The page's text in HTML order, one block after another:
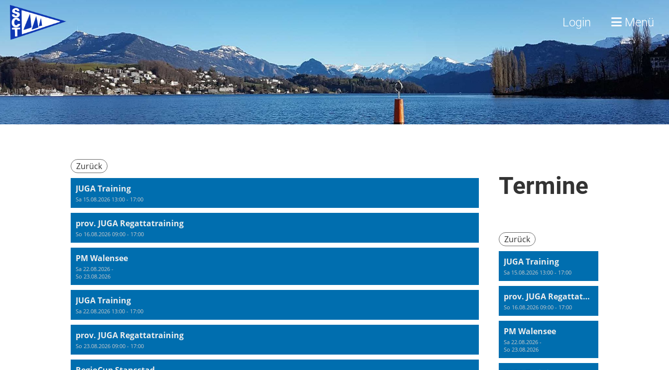
Login Menü
Zurück
JUGA Training
Sa 15.08.2026 13:00 - 17:00
prov. JUGA Regattatraining
So 16.08.2026 09:00 - 17:00
PM Walensee
Sa 22.08.2026 -
So 23.08.2026
JUGA Training
Sa 22.08.2026 13:00 - 17:00
prov. JUGA Regattatraining
So 23.08.2026 09:00 - 17:00
Termine
Zurück
JUGA Training
Sa 15.08.2026 13:00 - 17:00
prov. JUGA Regattatraining
So 16.08.2026 09:00 - 17:00
PM Walensee
Sa 22.08.2026 -
So 23.08.2026